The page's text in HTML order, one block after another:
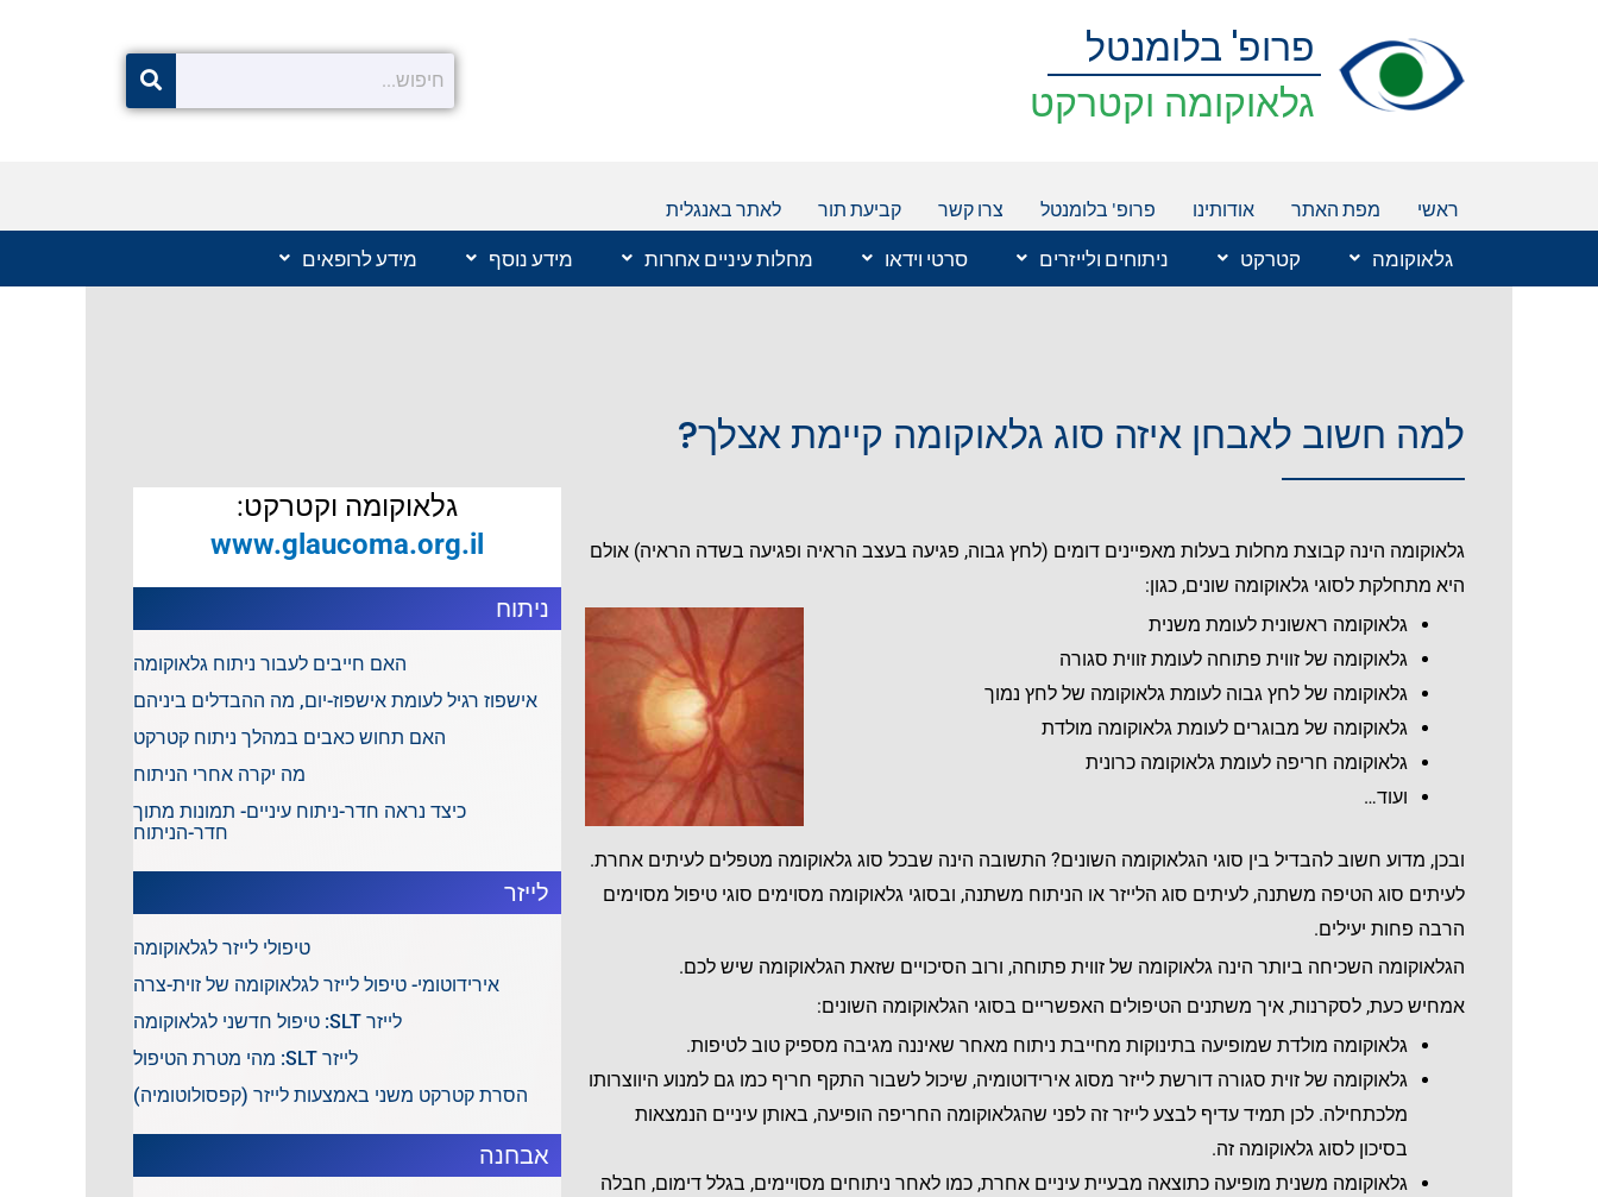
פרופ' בלומנטל
גלאוקומה וקטרקט
ראשי מפת האתר אודותינו פרופ' בלומנטל צרו קשר קביעת תור לאתר באנגלית
גלאוקומה קטרקט ניתוחים ולייזרים סרטי וידאו מחלות עיניים אחרות מידע נוסף מידע לרופאים
למה חשוב לאבחן איזה סוג גלאוקומה קיימת אצלך?
גלאוקומה הינה קבוצת מחלות בעלות מאפיינים דומים (לחץ גבוה, פגיעה בעצב הראיה ופגיעה בשדה הראיה) אולם
היא מתחלקת לסוגי גלאוקומה שונים, כגון:
גלאוקומה ראשונית לעומת משנית
גלאוקומה של זווית פתוחה לעומת זווית סגורה
גלאוקומה של לחץ גבוה לעומת גלאוקומה של לחץ נמוך
גלאוקומה של מבוגרים לעומת גלאוקומה מולדת
גלאוקומה חריפה לעומת גלאוקומה כרונית
ועוד…
ובכן, מדוע חשוב להבדיל בין סוגי הגלאוקומה השונים? התשובה הינה שבכל סוג גלאוקומה מטפלים לעיתים אחרת.
לעיתים סוג הטיפה משתנה, לעיתים סוג הלייזר או הניתוח משתנה, ובסוגי גלאוקומה מסוימים סוגי טיפול מסוימים
הרבה פחות יעילים.
הגלאוקומה השכיחה ביותר הינה גלאוקומה של זווית פתוחה, ורוב הסיכויים שזאת הגלאוקומה שיש לכם.
אמחיש כעת, לסקרנות, איך משתנים הטיפולים האפשריים בסוגי הגלאוקומה השונים:
גלאוקומה מולדת שמופיעה בתינוקות מחייבת ניתוח מאחר שאיננה מגיבה מספיק טוב לטיפות.
גלאוקומה של זוית סגורה דורשת לייזר מסוג אירידוטומיה, שיכול לשבור התקף חריף כמו גם למנוע היווצרותו
מלכתחילה. לכן תמיד עדיף לבצע לייזר זה לפני שהגלאוקומה החריפה הופיעה, באותן עיניים הנמצאות
בסיכון לסוג גלאוקומה זה.
גלאוקומה משנית מופיעה כתוצאה מבעיית עיניים אחרת, כמו לאחר ניתוחים מסויימים, בגלל דימום, חבלה
גלאוקומה וקטרקט:
www.glaucoma.org.il
ניתוח
האם חייבים לעבור ניתוח גלאוקומה
אישפוז רגיל לעומת אישפוז-יום, מה ההבדלים ביניהם
האם תחוש כאבים במהלך ניתוח קטרקט
מה יקרה אחרי הניתוח
כיצד נראה חדר-ניתוח עיניים- תמונות מתוך
חדר-הניתוח
לייזר
טיפולי לייזר לגלאוקומה
אירידוטומי- טיפול לייזר לגלאוקומה של זוית-צרה
לייזר SLT: טיפול חדשני לגלאוקומה
לייזר SLT: מהי מטרת הטיפול
הסרת קטרקט משני באמצעות לייזר (קפסולוטומיה)
אבחנה